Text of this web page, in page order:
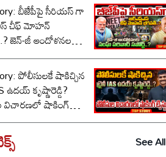
బీజేపీపై సీరియస్ గా
చీఫ్ మోహన్
జెన్-జీ ఆందోళనలకు
సపోర్ట్..?
పోలీసులకే షాకిచ్చిన
ఉదయ్ కృష్ణారెడ్డి?
విచారణలో షాకింగ్
See All